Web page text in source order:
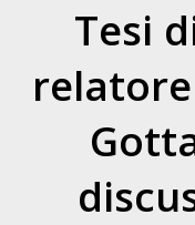
Tesi